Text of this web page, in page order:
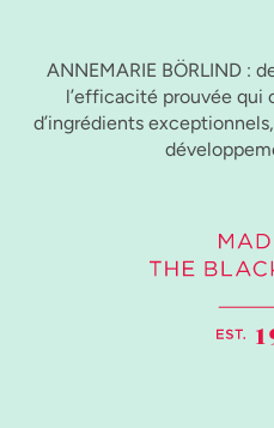
ANNEMARIE BÖRLIND :
l’efficacité prouvée qui
d’ingrédients